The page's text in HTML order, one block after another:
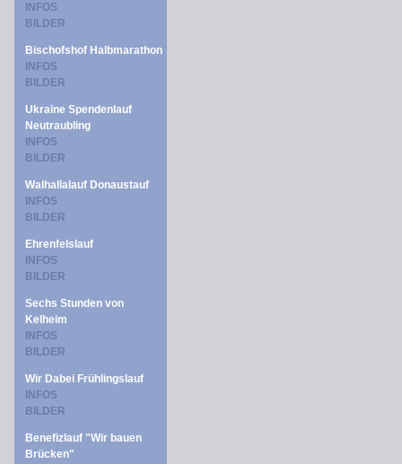
INFOS
BILDER
Bischofshof Halbmarathon
INFOS
BILDER
Ukraine Spendenlauf
Neutraubling
INFOS
BILDER
Walhallalauf Donaustauf
INFOS
BILDER
Ehrenfelslauf
INFOS
BILDER
Sechs Stunden von
Kelheim
INFOS
BILDER
Wir Dabei Frühlingslauf
INFOS
BILDER
Benefizlauf "Wir bauen
Brücken"